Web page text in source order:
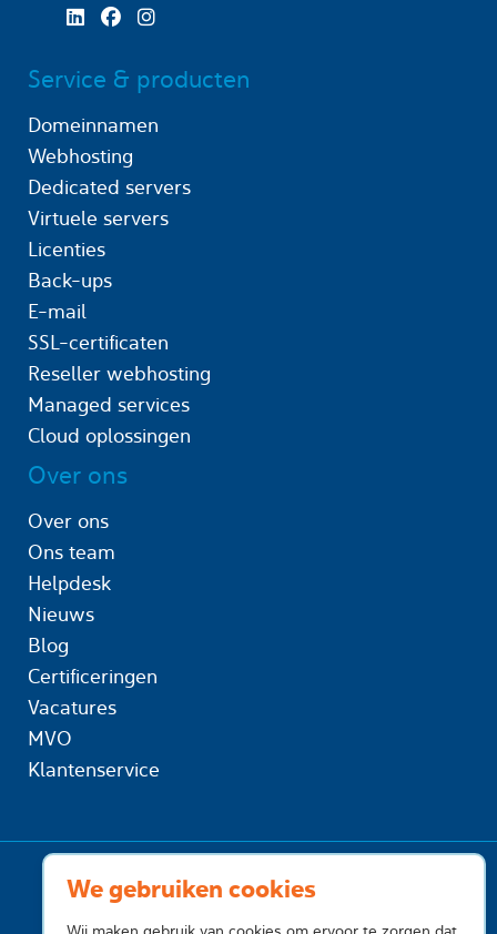
We gebruiken cookies
Service & producten
Domeinnamen
Webhosting
Dedicated servers
Virtuele servers
Licenties
Back-ups
E-mail
SSL-certificaten
Reseller webhosting
Managed services
Cloud oplossingen
Over ons
Over ons
Ons team
Helpdesk
Nieuws
Blog
Certificeringen
Vacatures
MVO
Klantenservice